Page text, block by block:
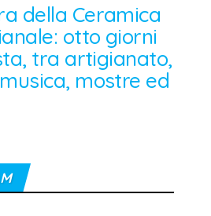
della Ceramica
otto giorni
tra artigianato,
mostre ed